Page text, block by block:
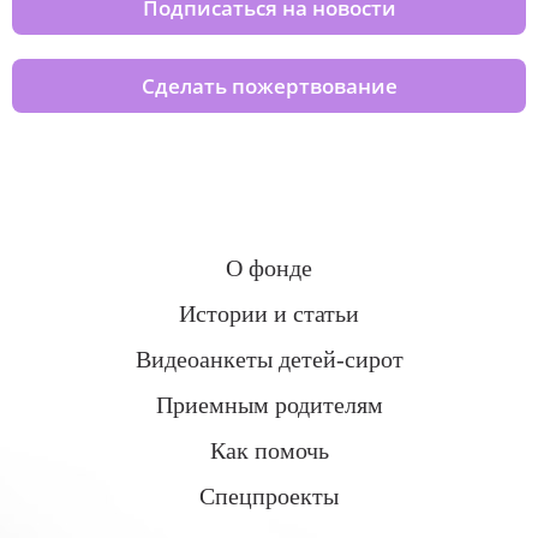
Подписаться на новости
Сделать пожертвование
О фонде
Истории и статьи
Видеоанкеты детей-сирот
Приемным родителям
Как помочь
Спецпроекты